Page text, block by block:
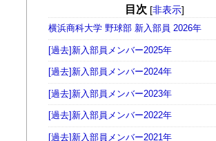
目次 [非表示]
横浜商科大学 野球部 新入部員 2026年
[過去]新入部員メンバー2025年
[過去]新入部員メンバー2024年
[過去]新入部員メンバー2023年
[過去]新入部員メンバー2022年
[過去]新入部員メンバー2021年